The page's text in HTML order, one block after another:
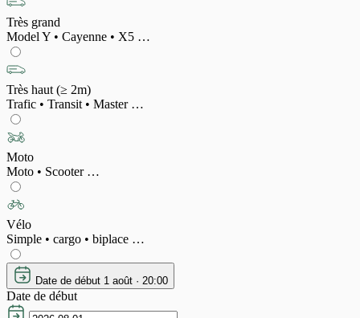
Très grand
Model Y • Cayenne • X5 …
Très haut (≥ 2m)
Trafic • Transit • Master …
Moto
Moto • Scooter …
Vélo
Simple • cargo • biplace …
Date de début 1 août · 20:00
Date de début